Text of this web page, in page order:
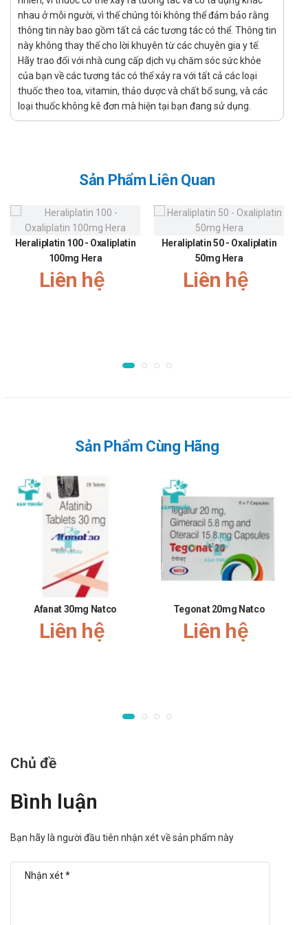
Nấm Candida thực quản.
Bệnh nhân nhiễm candida lan tỏa ở da và phủ tạng
Nhiễm candida huyết (dùng với bệnh nhân không bị
giảm bạch cầu trung tính).
Bệnh Cadidemia
Aspergillosis phổi xâm lấn
Các bệnh nhiễm trùng nghiêm trọng gây ra bởi
Cách dùng:
Liều dùng:
Điều trị nấm candida: ở người bệnh không bạch cầu
trung tinh bị nhiễm nấm cacndida mô sâu khác: dùng 1
viên x 2 lần/ ngày
Điều trị bị Aspergillosis xâm lấn: dùng 1 viên x 2 lần/ ngày
chịu được những liệu pháp khác: dùng 1 viên x 2 lần/ ngày
Lưu ý khi sử dụng Vorizol 200mg Natco
Lưu ý khi sử dụng cho một số đối tượng đặc biệt:
Dùng cho phụ nữ có thai và cho con bú: Thận trọng khi
sử dụng cho phụ nữ mang thai và cho con bú. Tham
khảo ý kiến của bác sĩ trước khi sử dụng.
Người lái xe: Thận trọng khi sử dụng cho đối tượng lái
xe và vận hành máy móc nặng, do có thể gây ra cảm
giác chóng mặt, mất điều hòa,..
Người già: Cần tham khảo ý kiến của bác sĩ khi sử dụng
Trẻ em: Để xa tầm tay trẻ em
Nguồn gốc, xuất xứ rõ ràng được sản xuất theo dây
Số lần sử dụng trong ngày ít.
Hiệu quả nhanh hay chậm phụ thuộc vào cơ địa mỗi
Có thể gây ra các phản ứng quá mẫn nếu sử dụng quá
nhau ở mỗi người, vì thế chúng tôi không thể đảm bảo rằng
thông tin này bao gồm tất cả các tương tác có thể. Thông tin
này không thay thế cho lời khuyên từ các chuyên gia y tế.
Hãy trao đổi với nhà cung cấp dịch vụ chăm sóc sức khỏe
của bạn về các tương tác có thể xảy ra với tất cả các loại
thuốc theo toa, vitamin, thảo dược và chất bổ sung, và các
loại thuốc không kê đơn mà hiện tại bạn đang sử dụng.
Sản Phẩm Liên Quan
Heraliplatin 100 - Oxaliplatin
100mg Hera
Liên hệ
Heraliplatin 50 - Oxaliplatin
50mg Hera
Liên hệ
Sản Phẩm Cùng Hãng
Afanat 30mg Natco
Liên hệ
Tegonat 20mg Natco
Liên hệ
Chủ đề
Bình luận
Bạn hãy là người đầu tiên nhận xét về sản phẩm này